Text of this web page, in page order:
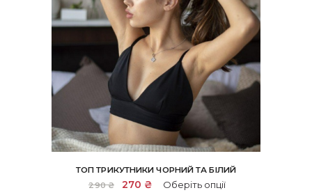
ТОП ТРИКУТНИКИ ЧОРНИЙ ТА БІЛИЙ
290₴
Оригінальна
270 ₴ Поточна
Оберіть опції